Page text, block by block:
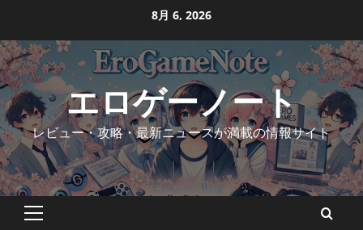
content
8月 6, 2026
エロゲーノート
レビュー・攻略・最新ニュースが満載の情報サイト
Primary